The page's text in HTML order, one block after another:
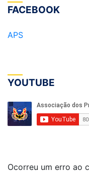
FACEBOOK
APS
YOUTUBE
Ocorreu um erro ao